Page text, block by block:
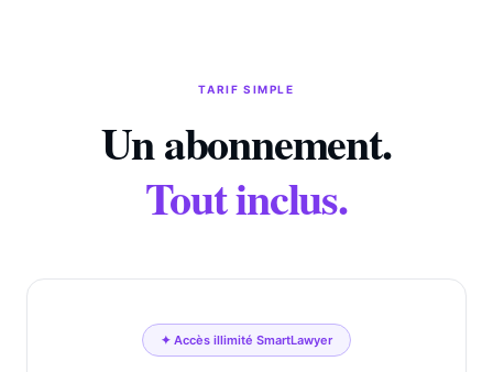
TARIF SIMPLE
Un abonnement.
Tout inclus.
✦ Accès illimité SmartLawyer